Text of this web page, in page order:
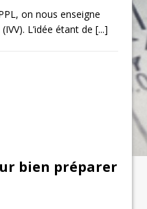
on nous enseigne
L’idée étant de[...]
bien préparer